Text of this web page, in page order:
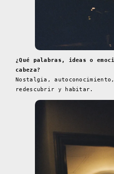
¿Qué palabras, ideas o
cabeza?
Nostalgia,
redescubrir y habitar.